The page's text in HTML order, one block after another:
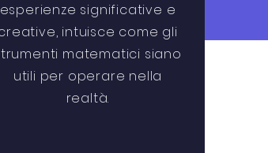
esperienze significative e
intuisce come gli
matematici siano
utili per operare nella
realtà.